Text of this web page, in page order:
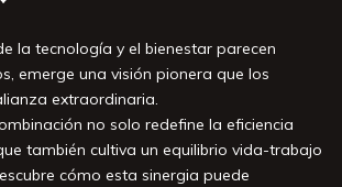
la tecnología y el bienestar parecen
emerge una visión pionera que los
extraordinaria.
no solo redefine la eficiencia
también cultiva un equilibrio vida-trabajo
cómo esta sinergia puede